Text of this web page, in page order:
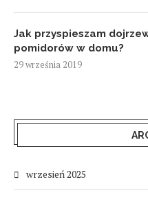
Jak przyspieszam
pomidorów w domu?
29 września 2019
wrzesień 2025